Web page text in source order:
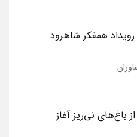
همفکر شاهرود
باغ‌های نی‌ریز آغاز